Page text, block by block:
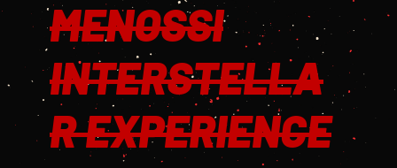
MENOSSI
INTERSTELLA
R EXPERIENCE